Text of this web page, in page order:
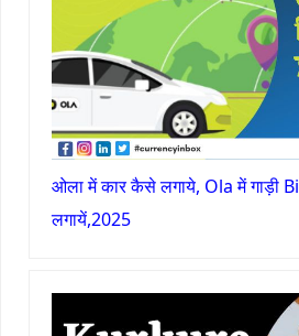
ओला में कार कैसे लगाये, Ola में गाड़ी
लगायें,2025